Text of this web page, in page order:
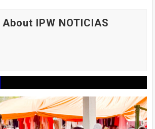
About IPW NOTICIAS